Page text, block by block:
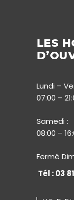
LES
Lundi –
07:00 –
Samedi :
08:00 –
Fermé
Tél : 03